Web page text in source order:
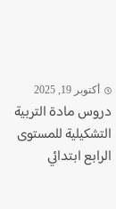
أكتوبر 19, 2025
دروس مادة التربية
التشكيلية للمستوى
الرابع ابتدائي